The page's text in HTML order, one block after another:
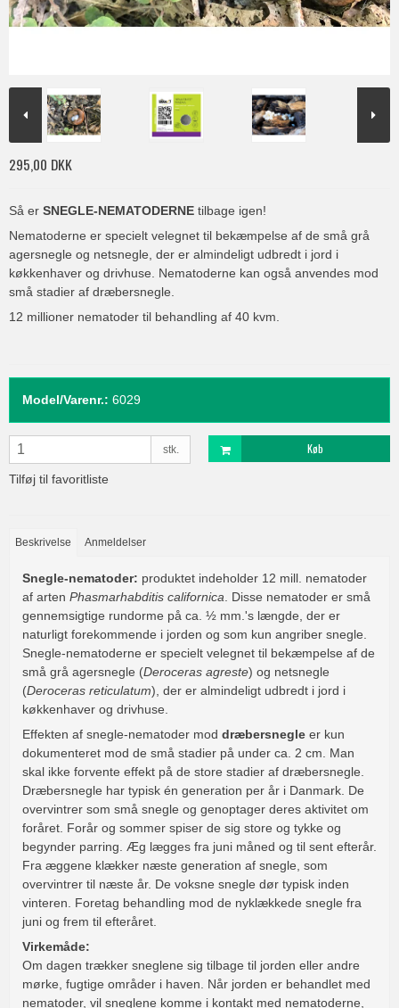
295,00 DKK
Så er SNEGLE-NEMATODERNE tilbage igen!
Nematoderne er specielt velegnet til bekæmpelse af de små grå
agersnegle og netsnegle, der er almindeligt udbredt i jord i
køkkenhaver og drivhuse. Nematoderne kan også anvendes mod
små stadier af dræbersnegle.
12 millioner nematoder til behandling af 40 kvm.
Model/Varenr.: 6029
stk. Køb
Tilføj til favoritliste
Beskrivelse Anmeldelser
Snegle-nematoder: produktet indeholder 12 mill. nematoder
af arten Phasmarhabditis californica . Disse nematoder er små
gennemsigtige rundorme på ca. ½ mm.'s længde, der er
naturligt forekommende i jorden og som kun angriber snegle.
Snegle-nematoderne er specielt velegnet til bekæmpelse af de
små grå agersnegle (Deroceras agreste) og netsnegle
(Deroceras reticulatum), der er almindeligt udbredt i jord i
køkkenhaver og drivhuse.
Effekten af snegle-nematoder mod dræbersnegle er kun
dokumenteret mod de små stadier på under ca. 2 cm. Man
skal ikke forvente effekt på de store stadier af dræbersnegle.
Dræbersnegle har typisk én generation per år i Danmark. De
overvintrer som små snegle og genoptager deres aktivitet om
foråret. Forår og sommer spiser de sig store og tykke og
begynder parring. Æg lægges fra juni måned og til sent efterår.
Fra æggene klækker næste generation af snegle, som
overvintrer til næste år. De voksne snegle dør typisk inden
vinteren. Foretag behandling mod de nyklækkede snegle fra
juni og frem til efteråret.
Virkemåde:
Om dagen trækker sneglene sig tilbage til jorden eller andre
mørke, fugtige områder i haven. Når jorden er behandlet med
nematoder, vil sneglene komme i kontakt med nematoderne,